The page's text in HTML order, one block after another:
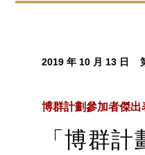
2019 年 10 月 13 日
博群計劃參加者傑出
「博群